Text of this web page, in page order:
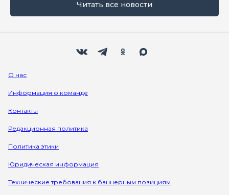
Читать все новости
О нас
Информация о команде
Контакты
Редакционная политика
Политика этики
Юридическая информация
Технические требования к баннерным позициям